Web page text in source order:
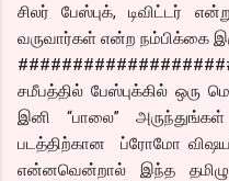
சிலர் பேஸ்புக், டிவிட்டர்
வருவார்கள் என்ற நம்பிக்கை
சமீபத்தில் பேஸ்புக்கில் ஒரு
இனி “பாலை”
படத்திற்கான ப்ரோமோ
என்னவென்றால் இந்த